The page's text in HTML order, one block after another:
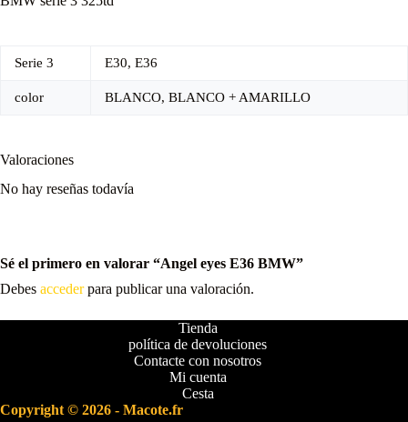
Serie 3 E30, E36
color BLANCO, BLANCO + AMARILLO
Valoraciones
No hay reseñas todavía
Sé el primero en valorar “Angel eyes E36 BMW”
Debes accederpara publicar una valoración.
Tienda
política de devoluciones
Contacte con nosotros
Mi cuenta
Cesta
Copyright © 2026 - Macote.fr